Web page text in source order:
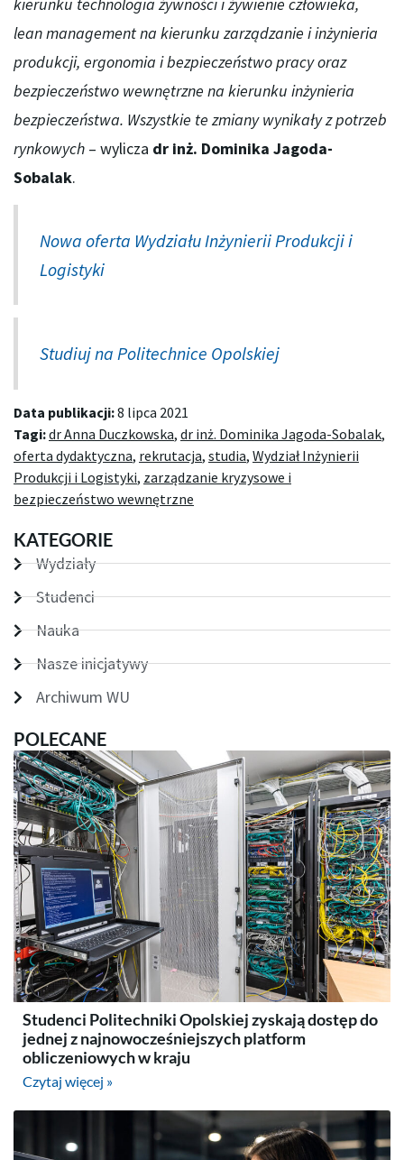
kierunku technologia żywności i żywienie człowieka,
lean management na kierunku zarządzanie i inżynieria
produkcji, ergonomia i bezpieczeństwo pracy oraz
bezpieczeństwo wewnętrzne na kierunku inżynieria
bezpieczeństwa. Wszystkie te zmiany wynikały z potrzeb
rynkowych – wylicza dr inż. Dominika Jagoda-
Sobalak.
Nowa oferta Wydziału Inżynierii Produkcji i
Logistyki
Studiuj na Politechnice Opolskiej
Data publikacji:8 lipca 2021
Tagi:dr Anna Duczkowska, dr inż. Dominika Jagoda-Sobalak,
oferta dydaktyczna, rekrutacja, studia, Wydział Inżynierii
Produkcji i Logistyki, zarządzanie kryzysowe i
bezpieczeństwo wewnętrzne
KATEGORIE
Wydziały
Studenci
Nauka
Nasze inicjatywy
Archiwum WU
POLECANE
Studenci Politechniki Opolskiej zyskają dostęp do
jednej z najnowocześniejszych platform
obliczeniowych w kraju
Czytaj więcej »